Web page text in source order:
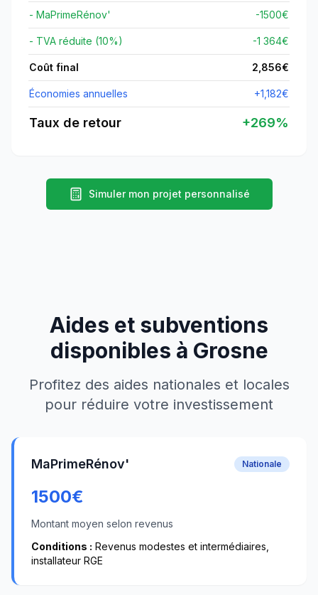
- MaPrimeRénov' -1500€
- TVA réduite (10%) -1 364€
Coût final 2,856€
Économies annuelles +1,182€
Taux de retour +269%
Simuler mon projet personnalisé
Aides et subventions
disponibles à Grosne
Profitez des aides nationales et locales
pour réduire votre investissement
MaPrimeRénov' Nationale
1500€
Montant moyen selon revenus
Conditions : Revenus modestes et intermédiaires,
installateur RGE